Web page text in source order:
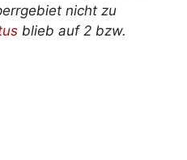
nicht zu
blieb auf 2 bzw.